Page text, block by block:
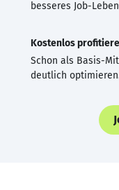
besseres Job-
Kostenlos
Schon als Basis-
deutlich